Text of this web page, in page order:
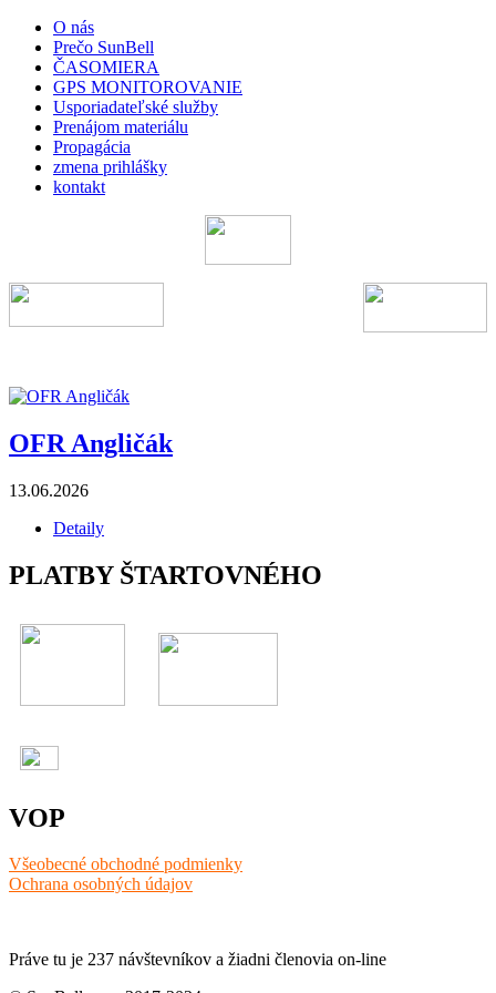
O nás
Prečo SunBell
ČASOMIERA
GPS MONITOROVANIE
Usporiadateľské služby
Prenájom materiálu
Propagácia
zmena prihlášky
kontakt
OFR Angličák
13.06.2026
Detaily
PLATBY ŠTARTOVNÉHO
VOP
Všeobecné obchodné podmienky
Ochrana osobných údajov
Práve tu je 237 návštevníkov a žiadni členovia on-line